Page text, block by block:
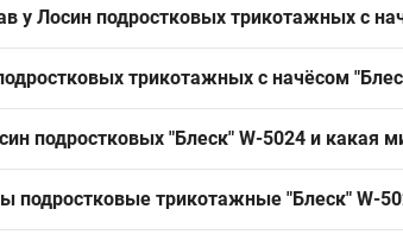
реализуется в сезон осень–зима и
у Лосин подростковых трикотажных с
что выгодно для оптовых закупок.
трикотажных с начёсом
оптовых клиентов в сезон с сентября по
подростковых "Блеск" W-5024 и какая
ассортимента.
подростковые трикотажные "Блеск" W-